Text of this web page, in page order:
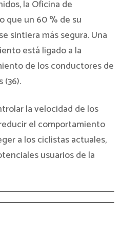
la Oficina de
que un 60 % de su
sintiera más segura. Una
está ligado a la
de los conductores de
(36).
la velocidad de los
el comportamiento
a los ciclistas actuales,
usuarios de la